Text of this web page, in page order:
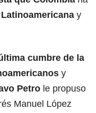
y
cumbre de la
y
Petro le propuso
Manuel López